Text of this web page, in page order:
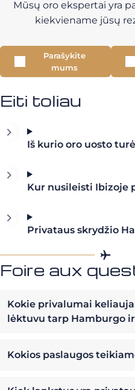
Mūsų oro ekspertai yra
kiekviename jūsų
Parašykite
mums
Eiti toliau
Iš kurio oro uosto
Kur nusileisti Ibizoje
Privataus skrydžio
Foire aux
Kokie privalumai
lėktuvu tarp Hamburgo
Kokios paslaugos